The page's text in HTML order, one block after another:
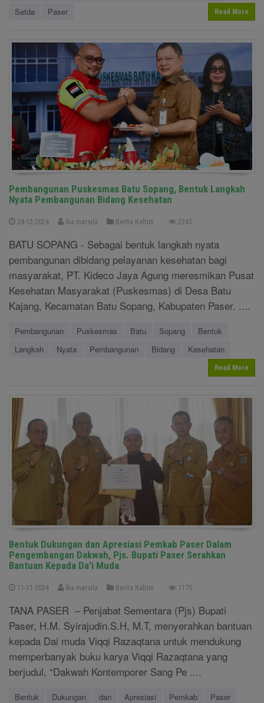
Setda
Paser Read More
Pembangunan Puskesmas Batu Sopang, Bentuk Langkah
Nyata Pembangunan Bidang Kesehatan
24-12-2024 Ika marsila Berita Kaltim 2245
BATU SOPANG - Sebagai bentuk langkah nyata
pembangunan dibidang pelayanan kesehatan bagi
masyarakat, PT. Kideco Jaya Agung meresmikan Pusat
Kesehatan Masyarakat (Puskesmas) di Desa Batu
Kajang, Kecamatan Batu Sopang, Kabupaten Paser. ....
Pembangunan Puskesmas Batu Sopang
Bentuk
Langkah
Nyata Pembangunan Bidang Kesehatan
Read More
Bentuk Dukungan dan Apresiasi Pemkab Paser Dalam
Pengembangan Dakwah, Pjs. Bupati Paser Serahkan
Bantuan Kepada Da'i Muda
11-11-2024 Ika marsila Berita Kaltim 1175
TANA PASER – Penjabat Sementara (Pjs) Bupati
Paser, H.M. Syirajudin.S.H, M.T, menyerahkan bantuan
kepada Dai muda Viqqi Razaqtana untuk mendukung
memperbanyak buku karya Viqqi Razaqtana yang
berjudul, “Dakwah Kontemporer Sang Pe ....
Bentuk Dukungan dan Apresiasi Pemkab Paser